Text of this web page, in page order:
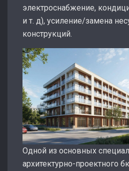
электроснабжение,
и т. д), усиление/замена
конструкций.
Одной из основных
архитектурно-проектного